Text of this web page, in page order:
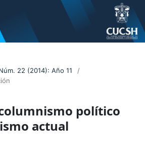
22 (2014): Año 11
/
político
actual